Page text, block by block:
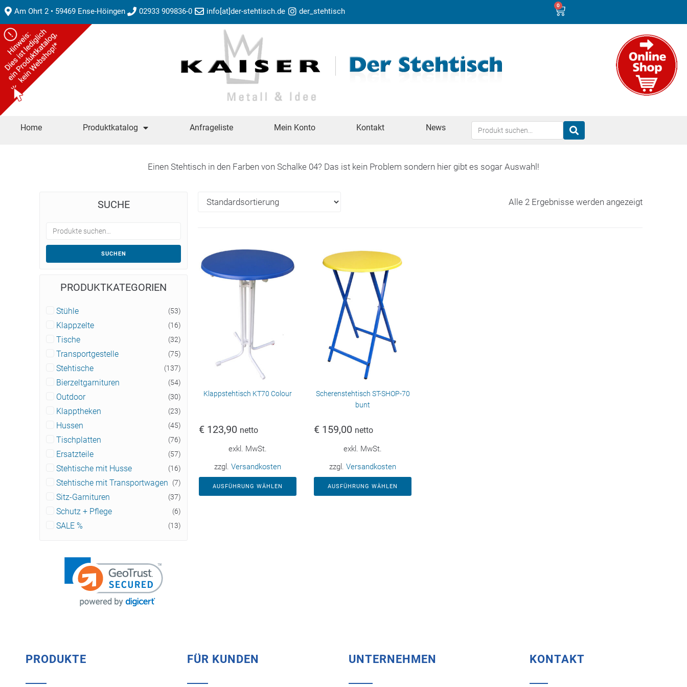
Am Ohrt 2 • 59469 Ense-Höingen 02933 909836-0 info[at]der-stehtisch.de der_stehtisch
0
Home Produktkatalog Anfrageliste Mein Konto Kontakt News
Einen Stehtisch in den Farben von Schalke 04? Das ist kein Problem sondern hier gibt es sogar Auswahl!
Alle 2 Ergebnisse werden angezeigt
Klappstehtisch KT70 Colour
€ 123,90 netto
exkl. MwSt.
zzgl. Versandkosten
AUSFÜHRUNG WÄHLEN
Scherenstehtisch ST-SHOP-70
bunt
€ 159,00 netto
exkl. MwSt.
zzgl. Versandkosten
AUSFÜHRUNG WÄHLEN
SUCHE
SUCHEN
PRODUKTKATEGORIEN
Stühle (53)
Klappzelte (16)
Tische (32)
Transportgestelle (75)
Stehtische (137)
Bierzeltgarnituren (54)
Outdoor (30)
Klapptheken (23)
Hussen (45)
Tischplatten (76)
Ersatzteile (57)
Stehtische mit Husse (16)
Stehtische mit Transportwagen (7)
Sitz-Garnituren (37)
Schutz + Pflege (6)
SALE % (13)
PRODUKTE FÜR KUNDEN UNTERNEHMEN KONTAKT